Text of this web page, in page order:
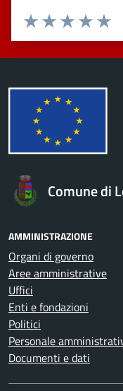
Valuta 4
Valuta 3
Valuta 2 stelle
Valuta 1 stelle su 5
Comune di
AMMINISTRAZIONE
Organi di governo
Aree amministrative
Uffici
Enti e fondazioni
Politici
Personale
Documenti e dati